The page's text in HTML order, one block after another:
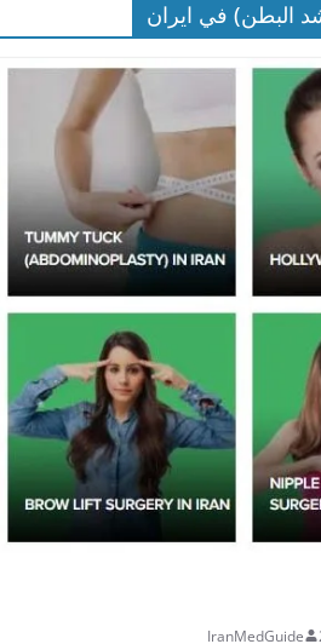
البطن) في ايران
IranMedGuide